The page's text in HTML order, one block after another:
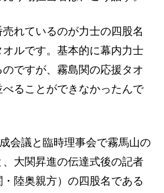
売れているのが力士の四股名
ルです。基本的に幕内力士
ですが、霧島関の応援タオ
ることができなかったんで
会議と臨時理事会で霧馬山の
大関昇進の伝達式後の記者
陸奥親方）の四股名である